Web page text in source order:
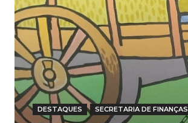
DESTAQUES SECRETARIA DE FINANÇAS